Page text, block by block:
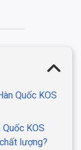
Quốc KOS
KOS
lượng?